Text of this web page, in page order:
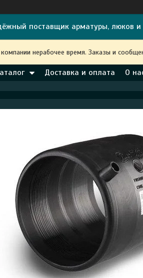
поставщик арматуры, люков
компании нерабочее время. Заказы и
Доставка и оплата О